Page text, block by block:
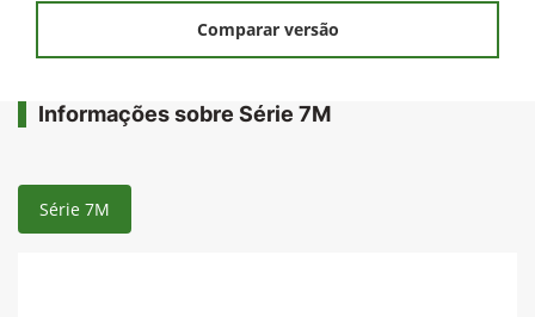
Comparar versão
Informações sobre Série 7M
Série 7M